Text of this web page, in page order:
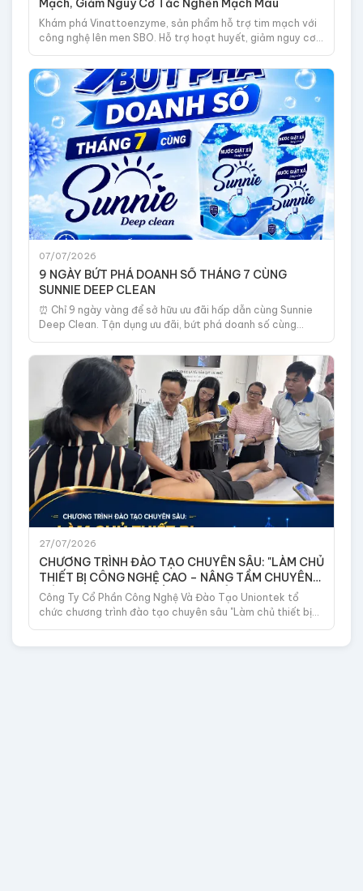
Mạch, Giảm Nguy Cơ Tắc Nghẽn Mạch Máu
Khám phá Vinattoenzyme, sản phẩm hỗ trợ tim mạch với
công nghệ lên men SBO. Hỗ trợ hoạt huyết, giảm nguy cơ
07/07/2026
9 NGÀY BỨT PHÁ DOANH SỐ THÁNG 7 CÙNG
SUNNIE DEEP CLEAN
⏰ Chỉ 9 ngày vàng để sở hữu ưu đãi hấp dẫn cùng Sunnie
Deep Clean. Tận dụng ưu đãi, bứt phá doanh số cùng
Sieumua247.
27/07/2026
CHƯƠNG TRÌNH ĐÀO TẠO CHUYÊN SÂU: "LÀM CHỦ
THIẾT BỊ CÔNG NGHỆ CAO – NÂNG TẦM CHUYÊN
MÔN TRONG CHĂM SÓC SỨC KHỎE"
Công Ty Cổ Phần Công Nghệ Và Đào Tạo Uniontek tổ
chức chương trình đào tạo chuyên sâu "Làm chủ thiết bị